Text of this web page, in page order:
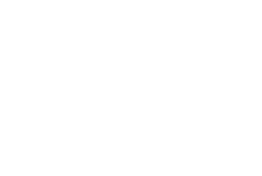
しパーツ
ート
ローチピン
カン・小判カン